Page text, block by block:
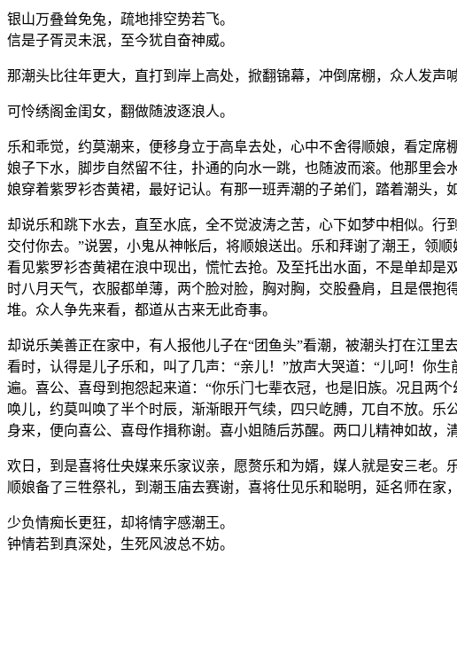
银山万叠耸免兔，疏地排空势若飞。
信是子胥灵未泯，至今犹自奋神威。
那潮头比往年更大，直打到岸上高处，掀翻锦幕，冲倒席棚，众人发
可怜绣阁金闺女，翻做随波逐浪人。
乐和乖觉，约莫潮来，便移身立于高阜去处，心中不舍得顺娘，看定
娘子下水，脚步自然留不往，扑通的向水一跳，也随波而滚。他那里
娘穿着紫罗衫杏黄裙，最好记认。有那一班弄潮的子弟们，踏着潮头，
却说乐和跳下水去，直至水底，全不觉波涛之苦，心下如梦中相似。
交付你去。”说罢，小鬼从神帐后，将顺娘送出。乐和拜谢了潮王，领
看见紫罗衫杏黄裙在浪中现出，慌忙去抢。及至托出水面，不是单却
时八月天气，衣服都单薄，两个脸对脸，胸对胸，交股叠肩，且是偎
堆。众人争先来看，都道从古来无此奇事。
却说乐美善正在家中，有人报他儿子在“团鱼头”看潮，被潮头打在江
看时，认得是儿子乐和，叫了几声：“亲儿！”放声大哭道：“儿呵！你
遍。喜公、喜母到抱怨起来道：“你乐门七辈衣冠，也是旧族。况且两
唤儿，约莫叫唤了半个时辰，渐渐眼开气续，四只屹膊，兀自不放。
身来，便向喜公、喜母作揖称谢。喜小姐随后苏醒。两口儿精神如故，
欢日，到是喜将仕央媒来乐家议亲，愿赘乐和为婿，媒人就是安三老
顺娘备了三牲祭礼，到潮玉庙去赛谢，喜将仕见乐和聪明，延名师在家
少负情痴长更狂，却将情字感潮王。
钟情若到真深处，生死风波总不妨。